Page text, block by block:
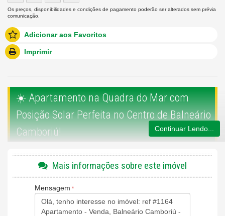
Os preços, disponibilidades e condições de pagamento poderão ser alterados sem prévia
comunicação.
Adicionar aos Favoritos
Imprimir
☀️ Apartamento na Quadra do Mar com
Posição Solar Perfeita no Centro de Balneário
Camboriú!
Viva a poucos passos da praia nesteexcelente apartamento
quadra do mar, no coração de Balneário Camboriú. Totalmente
reformadoe com uma localização privilegiada, este imóvel é a
escolha ideal tanto para moradia quanto para um investimento de
sucesso em locação.
Continuar Lendo...
Mais informações sobre este imóvel
Mensagem